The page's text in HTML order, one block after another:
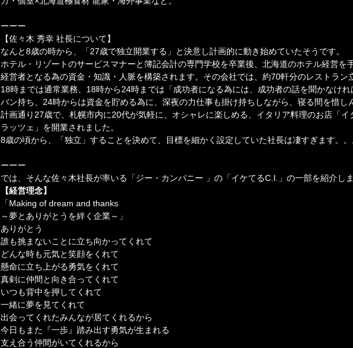
ーーー
【佐々木 秀幸 社長について】
なんと8歳の時から、「27歳で独立開業する」と決意し計画的に動き始めていたそうです。
ホテル・リゾートのサービスマナーと簿記会計の専門学校を卒業後、北海道のホテル経営を
経営者となる為の資金・知識・人脈を構築されます。その会社では、約70軒分のレストラン
18時までは通常業務、18時から24時までは「成功者になる為には、成功者の話を聞かなけ
バン持ち、24時からは資金を貯める為に、深夜の力仕事も掛け持ちしながら、寝る間を惜し
計画通り27歳で、札幌市内に20代が気軽に、オシャレに楽しめる、イタリア料理のお店「イ
ラッツェ」を開業されました。
8歳の頃から、「独立」することを決めて、目標を細かく設定していた社長は凄すぎます。。
ーーー
では、そんな佐々木社長が率いる「ジー・カンパニー 」の「イケてるC.I.」の一部を紹介しま
【経営理念】
「Making of dream and thanks
～夢とありがとうを絆く企業～」
ありがとう
誰も挑まないことに立ち向かってくれて
どんな時も元気と笑顔をくれて
懸命に立ち上がる勇気をくれて
真剣に仲間と向き合ってくれて
いつも背中を押してくれて
一緒に夢を見てくれて
出会ってくれたみんなが居てくれるから
今日もまた『一歩』踏み出す勇気が生まれる
支え合う仲間がいてくれるから